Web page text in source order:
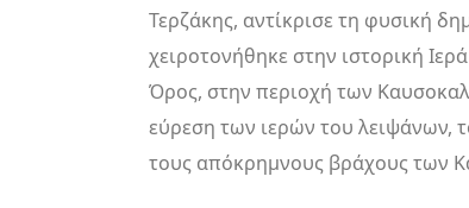
Τερζάκης, αντίκρισε τη φυσική
χειροτονήθηκε στην ιστορική
Όρος, στην περιοχή των
εύρεση των ιερών του λειψάνων,
τους απόκρημνους βράχους των